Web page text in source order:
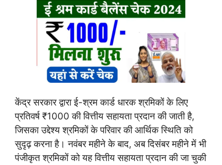
केंद्र सरकार द्वारा ई-श्रम कार्ड धारक श्रमिकों के लिए
प्रतिवर्ष ₹1000 की वित्तीय सहायता प्रदान की जाती है,
जिसका उद्देश्य श्रमिकों के परिवार की आर्थिक स्थिति को
सुदृढ़ करना है। नवंबर महीने के बाद, अब दिसंबर महीने में भी
पंजीकृत श्रमिकों को यह वित्तीय सहायता प्रदान की जा चुकी